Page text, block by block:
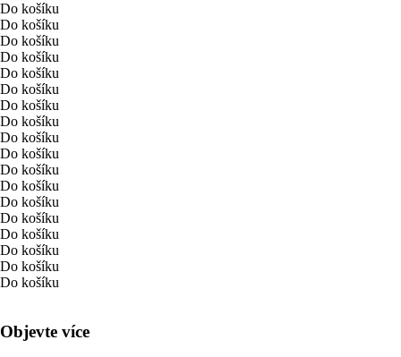
Do košíku
Do košíku
Do košíku
Do košíku
Do košíku
Do košíku
Do košíku
Do košíku
Do košíku
Do košíku
Do košíku
Do košíku
Do košíku
Do košíku
Do košíku
Do košíku
Do košíku
Do košíku
Objevte více